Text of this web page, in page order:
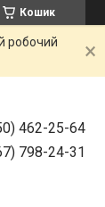
Кошик
робочий
462-25-64
798-24-31